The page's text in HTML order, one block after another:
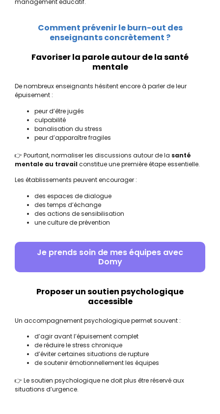
management éducatif.
Comment prévenir le burn-out des
enseignants concrètement ?
Favoriser la parole autour de la santé
mentale
De nombreux enseignants hésitent encore à parler de leur
épuisement :
peur d’être jugés
culpabilité
banalisation du stress
peur d’apparaître fragiles
👉 Pourtant, normaliser les discussions autour de la santé
mentale au travail constitue une première étape essentielle.
Les établissements peuvent encourager :
des espaces de dialogue
des temps d’échange
des actions de sensibilisation
une culture de prévention
Je prends soin de mes équipes avec
Domy
Proposer un soutien psychologique
accessible
Un accompagnement psychologique permet souvent :
d’agir avant l’épuisement complet
de réduire le stress chronique
d’éviter certaines situations de rupture
de soutenir émotionnellement les équipes
👉 Le soutien psychologique ne doit plus être réservé aux
situations d’urgence.